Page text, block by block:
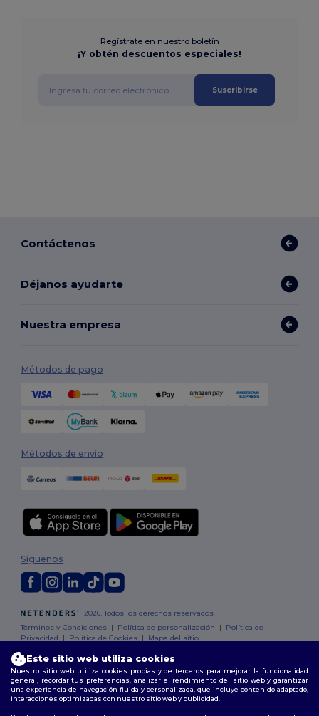
Regístrate en nuestro boletín
¡Y obtén descuentos especiales!
Suscribirse
Contáctenos
Déjanos ayudarte
Nuestra empresa
Métodos de pago
Métodos de envío
2026. Todos los derechos reservados
Términos y Condiciones | Política de personalización | Política de
Privacidad | Política de Cookies | Mapa del sitio
Síguenos
Madrid| Barcelona | Valencia|Seville |Zaragoza|Málaga |Murcia |
Palma| Bilbao | Alicante
Este sitio web utiliza cookies
Nuestro sitio web utiliza cookies propias y de terceros para mejorar la funcionalidad
general, recordar tus preferencias, analizar el rendimiento del sitio web y garantizar
una experiencia de navegación fluida y personalizada, que incluye contenido adaptado,
interacciones optimizadas con nuestro sitio web y publicidad.